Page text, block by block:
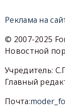
Реклама на
© 2007-2025
Новостной
Учредитель:
Главный
Почта: